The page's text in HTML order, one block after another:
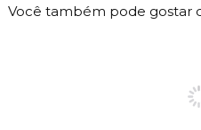
Você também pode gostar